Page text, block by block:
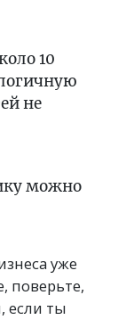
10
не
можно
уже
поверьте,
если ты